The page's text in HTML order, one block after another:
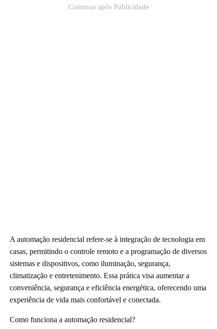
Continua após Publicidade
A automação residencial refere-se à integração de tecnologia em
casas, permitindo o controle remoto e a programação de diversos
sistemas e dispositivos, como iluminação, segurança,
climatização e entretenimento. Essa prática visa aumentar a
conveniência, segurança e eficiência energética, oferecendo uma
experiência de vida mais confortável e conectada.
Como funciona a automação residencial?